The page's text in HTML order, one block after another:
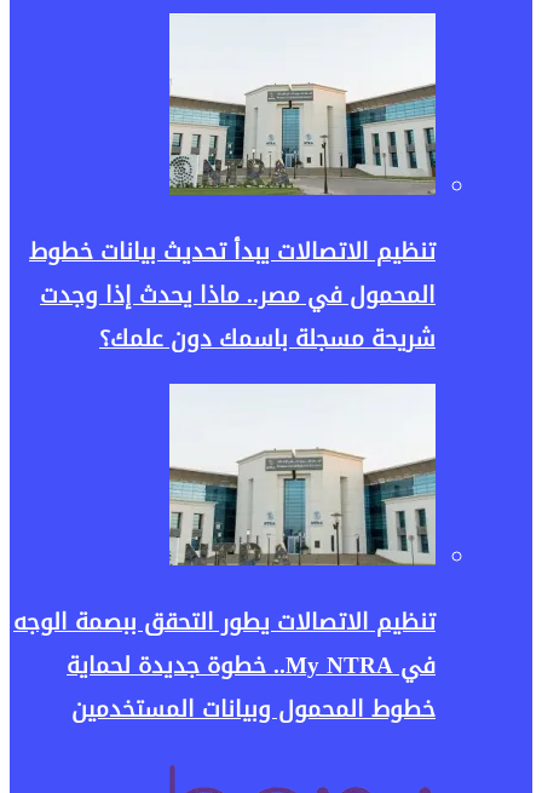
تنظيم الاتصالات يبدأ تحديث بيانات خطوط
المحمول في مصر.. ماذا يحدث إذا وجدت
شريحة مسجلة باسمك دون علمك؟
تنظيم الاتصالات يطور التحقق ببصمة الوجه
في My NTRA.. خطوة جديدة لحماية
خطوط المحمول وبيانات المستخدمين